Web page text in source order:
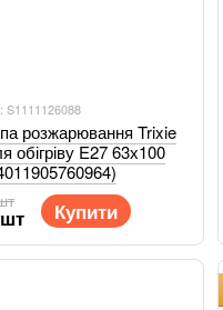
S1111126088
розжарювання Trixie
обігріву E27 63х100
Купити